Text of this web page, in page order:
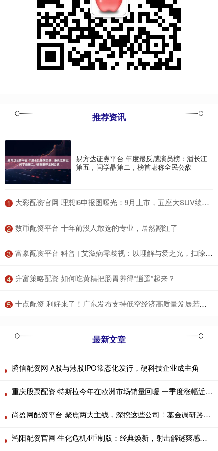
推荐资讯
易方达证券平台 年度最反感演员榜：潘长江
第五，闫学晶第二，榜首堪称全民公敌
1 ​大彩配资官网 理想i6申报图曝光：9月上市，五座大SUV续航新升级！_车辆_动力学_电机
2 ​数币配资平台 十年前没人敢选的专业，居然翻红了
3 ​富豪配资平台 科普 | 艾滋病零歧视：以理解与爱之光，扫除偏见与歧视的阴霾_感染者_传播_病毒
4 ​升富策略配资 如何吃黄精把肠胃养得“逍遥”起来？
5 ​十点配资 利好来了！广东发布支持低空经济高质量发展若干措施
最新文章
腾信配资网 A股与港股IPO常态化发行，硬科技企业成主角
重庆股票配资 特斯拉今年在欧洲市场销量回暖 一季度涨幅近45%
尚盈网配资平台 聚焦两大主线，深挖这些公司！基金调研路线图曝光
鸿阳配资官网 生化危机4重制版：经典焕新，射击解谜爽感拉满